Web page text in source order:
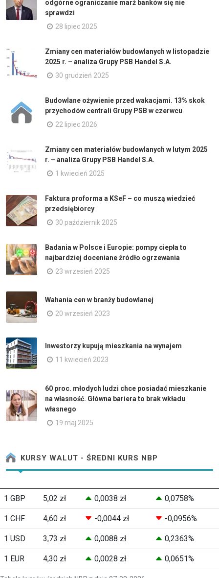
odgórne ograniczanie marż banków się nie
sprawdzi
28 lipiec 2025
Zmiany cen materiałów budowlanych w listopadzie
2025 r. – analiza Grupy PSB Handel S.A.
30 grudzień 2025
Budowlane ożywienie przed wakacjami. 13% skok
przychodów centrali Grupy PSB w czerwcu
22 lipiec 2026
Zmiany cen materiałów budowlanych w lutym 2025
r. – analiza Grupy PSB Handel S.A.
1 kwiecień 2025
Faktura proforma a KSeF – co muszą wiedzieć
przedsiębiorcy
30 październik 2025
Badania w Polsce i Europie: pompy ciepła to
najbardziej doceniane źródło ogrzewania
23 wrzesień 2025
Wahania cen w branży budowlanej
20 wrzesień 2023
Inwestorzy kupują mieszkania na wynajem
11 kwiecień 2023
60 proc. młodych ludzi chce posiadać mieszkanie
na własność. Główna bariera to brak wkładu
własnego
19 maj 2025
KURSY WALUT - ŚREDNI KURS NBP
1 GBP 5,02 zł 0,0038 zł 0,0758%
1 CHF 4,60 zł -0,0044 zł -0,0956%
1 USD 3,73 zł 0,0088 zł 0,2363%
1 EUR 4,30 zł 0,0028 zł 0,0651%